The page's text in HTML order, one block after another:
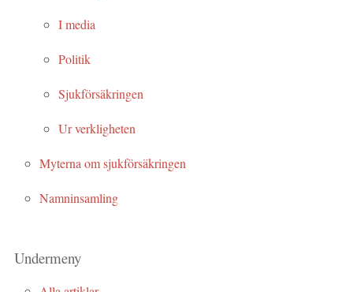
I media
Politik
Sjukförsäkringen
Ur verkligheten
Myterna om sjukförsäkringen
Namninsamling
Undermeny